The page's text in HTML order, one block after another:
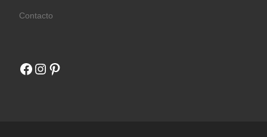
Contacto
Facebook
Instagram
Pinterest